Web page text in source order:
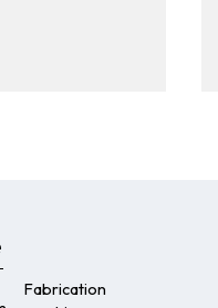
Fabrication